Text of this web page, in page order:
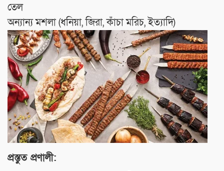
তেল
অন্যান্য মশলা (ধনিয়া, জিরা, কাঁচা মরিচ, ইত্যাদি)
প্রস্তুত প্রণালী: